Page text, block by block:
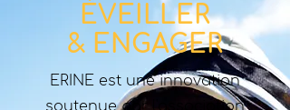
ÉVEILLER
& ENGAGER
ERINE est une innovation
soutenue par l'association